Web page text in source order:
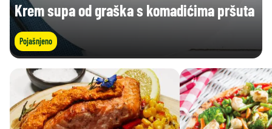
Krem supa od graška s komadićima pršuta
Pojašnjeno